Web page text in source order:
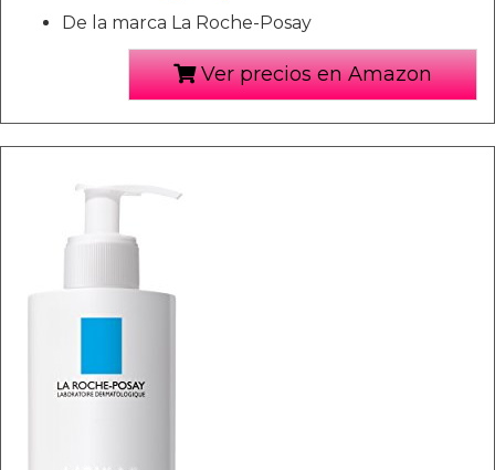
De la marca La Roche-Posay
Ver precios en Amazon